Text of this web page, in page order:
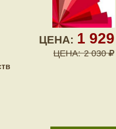
ЦЕНА: 1
ЦЕНА: 2 030